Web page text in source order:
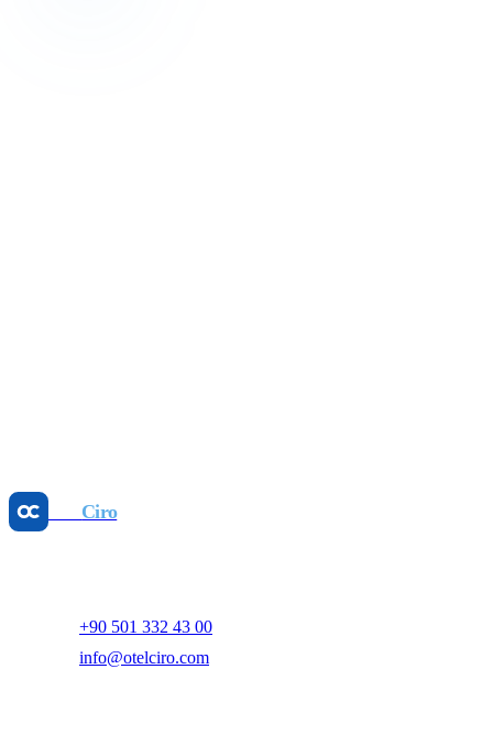
25 May 2026
Ciro
+90 501 332 43 00
info@otelciro.com